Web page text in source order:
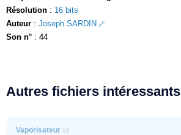
Résolution : 16 bits
Auteur : Joseph SARDIN
Son n° : 44
Autres fichiers intéressants
Vaporisateur #2